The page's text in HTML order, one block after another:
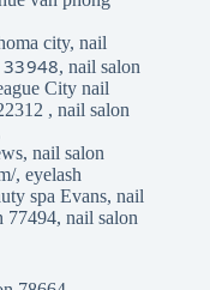
city, nail
,nail salon
City nail
, nail salon
, nail salon
, eyelash
spa Evans, nail
77494, nail salon